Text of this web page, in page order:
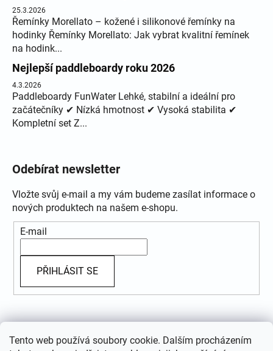
Tento web používá soubory cookie. Dalším procházením
25.3.2026
Řemínky Morellato – kožené i silikonové řemínky na
hodinky Řemínky Morellato: Jak vybrat kvalitní řemínek
na hodink...
Nejlepší paddleboardy roku 2026
4.3.2026
Paddleboardy FunWater Lehké, stabilní a ideální pro
začátečníky ✔ Nízká hmotnost ✔ Vysoká stabilita ✔
Kompletní set Z...
Odebírat newsletter
Vložte svůj e-mail a my vám budeme zasílat informace o
nových produktech na našem e-shopu.
E-mail
PŘIHLÁSIT SE